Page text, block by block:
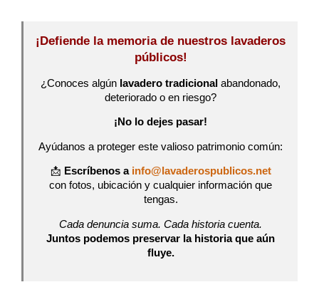
¡Defiende la memoria de nuestros lavaderos
públicos!
¿Conoces algún lavadero tradicional abandonado,
deteriorado o en riesgo?
¡No lo dejes pasar!
Ayúdanos a proteger este valioso patrimonio común:
📩 Escríbenos a info@lavaderospublicos.net
con fotos, ubicación y cualquier información que
tengas.
Cada denuncia suma. Cada historia cuenta.
Juntos podemos preservar la historia que aún
fluye.